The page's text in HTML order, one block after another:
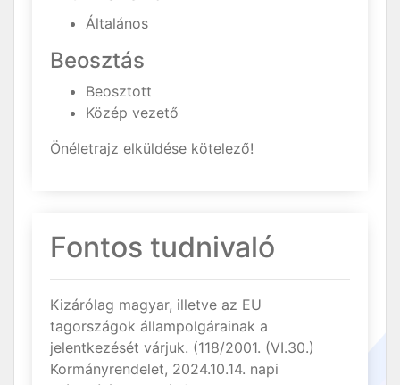
Általános
Beosztás
Beosztott
Közép vezető
Önéletrajz elküldése kötelező!
Fontos tudnivaló
Kizárólag magyar, illetve az EU
tagországok állampolgárainak a
jelentkezését várjuk. (118/2001. (VI.30.)
Kormányrendelet, 2024.10.14. napi